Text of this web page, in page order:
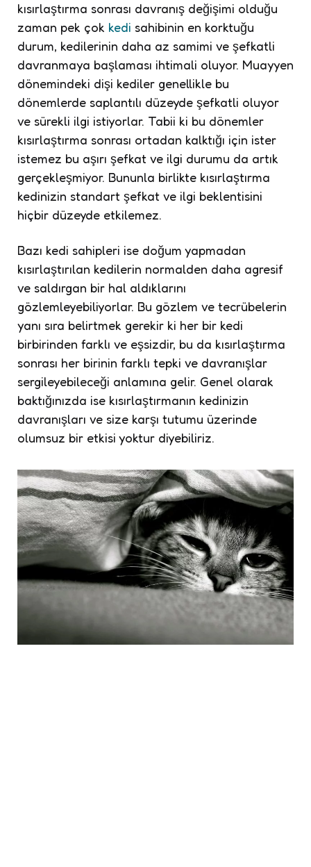
kısırlaştırma sonrası davranış değişimi olduğu
zaman pek çok kedi sahibinin en korktuğu
durum, kedilerinin daha az samimi ve şefkatli
davranmaya başlaması ihtimali oluyor. Muayyen
dönemindeki dişi kediler genellikle bu
dönemlerde saplantılı düzeyde şefkatli oluyor
ve sürekli ilgi istiyorlar. Tabii ki bu dönemler
kısırlaştırma sonrası ortadan kalktığı için ister
istemez bu aşırı şefkat ve ilgi durumu da artık
gerçekleşmiyor. Bununla birlikte kısırlaştırma
kedinizin standart şefkat ve ilgi beklentisini
hiçbir düzeyde etkilemez.
Bazı kedi sahipleri ise doğum yapmadan
kısırlaştırılan kedilerin normalden daha agresif
ve saldırgan bir hal aldıklarını
gözlemleyebiliyorlar. Bu gözlem ve tecrübelerin
yanı sıra belirtmek gerekir ki her bir kedi
birbirinden farklı ve eşsizdir, bu da kısırlaştırma
sonrası her birinin farklı tepki ve davranışlar
sergileyebileceği anlamına gelir. Genel olarak
baktığınızda ise kısırlaştırmanın kedinizin
davranışları ve size karşı tutumu üzerinde
olumsuz bir etkisi yoktur diyebiliriz.